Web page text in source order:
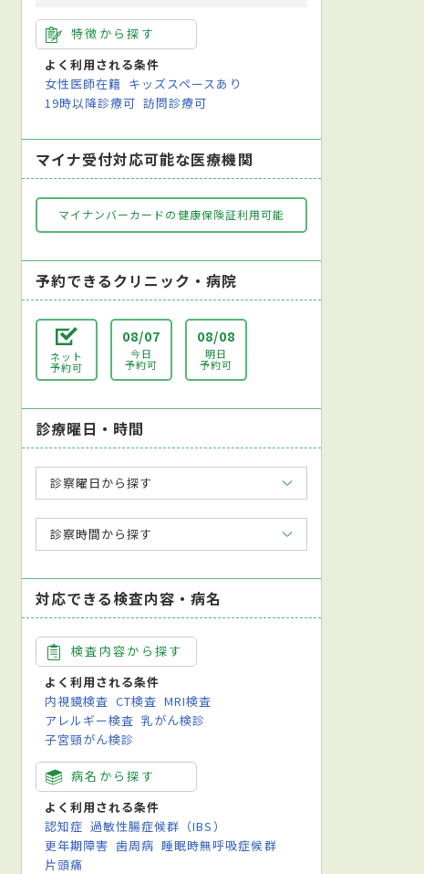
特徴から探す
よく利用される条件
女性医師在籍 キッズスペースあり
19時以降診療可 訪問診療可
マイナ受付対応可能な医療機関
マイナンバーカードの健康保険証利用可能
予約できるクリニック・病院
ネット
予約可
08/07
今日
予約可
08/08
明日
予約可
診療曜日・時間
診察曜日から探す
診察時間から探す
対応できる検査内容・病名
検査内容から探す
よく利用される条件
内視鏡検査 CT検査 MRI検査
アレルギー検査 乳がん検診
子宮頸がん検診
病名から探す
よく利用される条件
認知症 過敏性腸症候群（IBS）
更年期障害 歯周病 睡眠時無呼吸症候群
片頭痛